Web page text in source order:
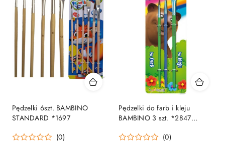
Pędzelki 6szt. BAMBINO
STANDARD *1697
(0)
Pędzelki do farb i kleju
BAMBINO 3 szt. *2847
(0)